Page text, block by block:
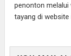
penonton melalui
tayang di website